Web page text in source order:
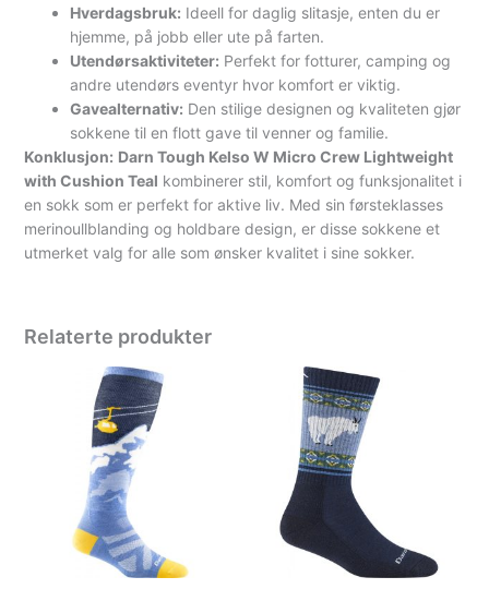
Hverdagsbruk: Ideell for daglig slitasje, enten du er
hjemme, på jobb eller ute på farten.
Utendørsaktiviteter: Perfekt for fotturer, camping og
andre utendørs eventyr hvor komfort er viktig.
Gavealternativ: Den stilige designen og kvaliteten gjør
sokkene til en flott gave til venner og familie.
Konklusjon: Darn Tough Kelso W Micro Crew Lightweight
with Cushion Teal kombinerer stil, komfort og funksjonalitet i
en sokk som er perfekt for aktive liv. Med sin førsteklasses
merinoullblanding og holdbare design, er disse sokkene et
utmerket valg for alle som ønsker kvalitet i sine sokker.
Relaterte produkter